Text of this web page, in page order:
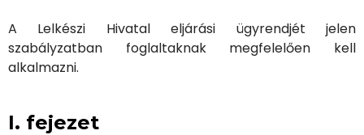
A Lelkészi Hivatal eljárási ügyrendjét jelen
szabályzatban foglaltaknak megfelelően kell
alkalmazni.
I. fejezet